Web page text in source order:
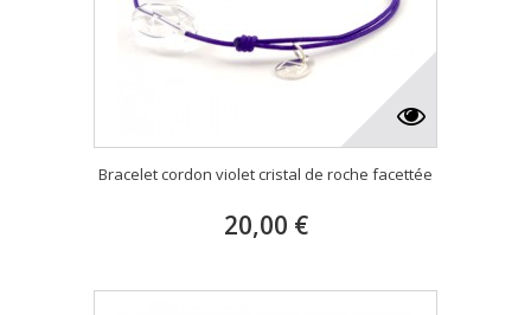
Bracelet cordon violet cristal de roche facettée
20,00 €